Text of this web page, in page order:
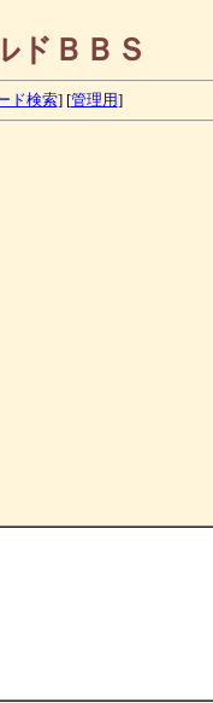
ドＢＢＳ
ド検索] [管理用]